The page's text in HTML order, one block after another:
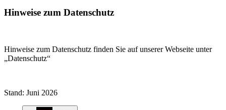
Hinweise zum Datenschutz
Hinweise zum Datenschutz finden Sie auf unserer Webseite unter
„Datenschutz“
Stand: Juni 2026